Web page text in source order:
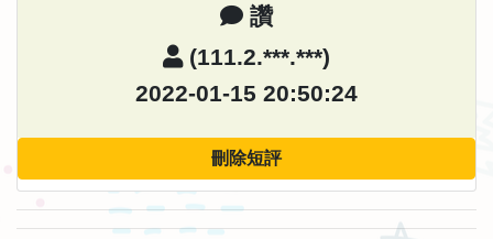
讚
(111.2.***.***)
2022-01-15 20:50:24
刪除短評